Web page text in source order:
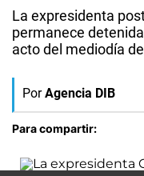
La expresidenta
permanece
acto del mediodía
Por Agencia DIB
Para compartir: